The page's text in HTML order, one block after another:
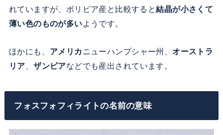
れていますが、ボリビア産と比較すると結晶が小さくて
薄い色のものが多いようです。
ほかにも、 アメリカ ニューハンプシャー州、 オーストラ
リア 、ザンビアなどでも産出されています。
フォスフォフィライトの名前の意味